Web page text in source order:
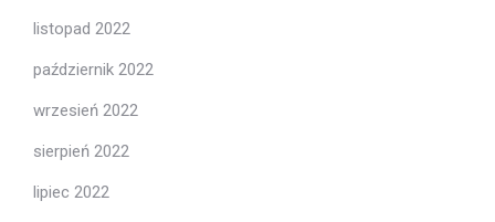
listopad 2022
październik 2022
wrzesień 2022
sierpień 2022
lipiec 2022